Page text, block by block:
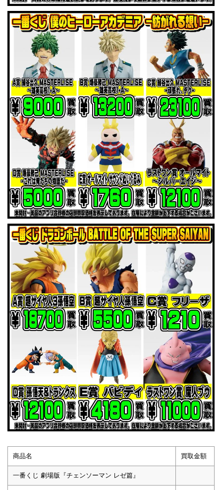
商品名 買取金額
一番くじ 劇場版『チェンソーマン レゼ篇』